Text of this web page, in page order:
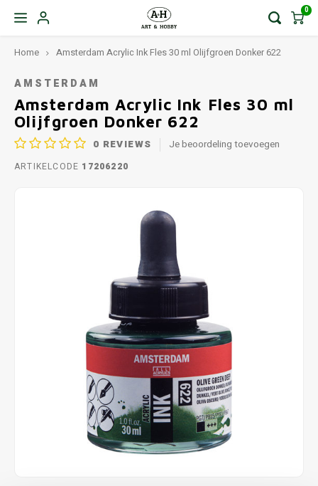
0
Home Amsterdam Acrylic Ink Fles 30 ml Olijfgroen Donker 622
AMSTERDAM
Amsterdam Acrylic Ink Fles 30 ml
Olijfgroen Donker 622
0 REVIEWS Je beoordeling toevoegen
ARTIKELCODE 17206220